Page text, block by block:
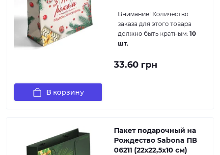
Внимание! Количество
заказа для этого товара
должно быть кратным: 10
шт.
33.60 грн
В корзину
Пакет подарочный на
Рождество Sabona ПВ
06211 (22x22,5x10 см)